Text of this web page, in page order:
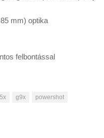
mm) optika
felbontással
g9x
powershot